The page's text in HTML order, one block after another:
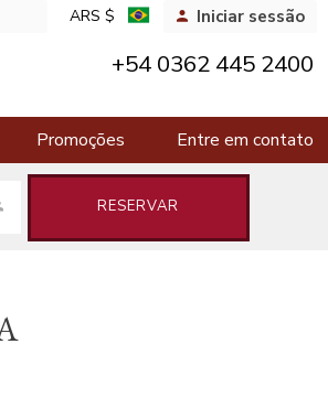
ARS $ Iniciar sessão
+54 0362 445 2400
Promoções
Entre em contato
RESERVAR